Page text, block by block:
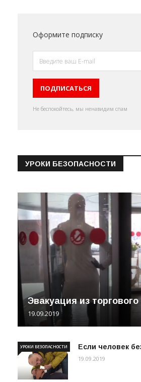
Оформите подписку
Не беспокойтесь, мы ненавидим спам
УРОКИ БЕЗОПАСНОСТИ
Эвакуация из
19.09.2019
Если человек
УРОКИ БЕЗОПАСНОСТИ
19.09.2019